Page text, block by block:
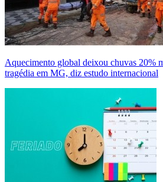
Aquecimento global deixou chuvas 20%
tragédia em MG, diz estudo internacional